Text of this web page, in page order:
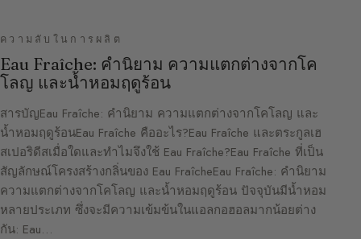
ความลับในการผลิต
Eau Fraîche: คำนิยาม ความแตกต่างจากโค
โลญ และน้ำหอมฤดูร้อน
สารบัญEau Fraîche: คำนิยาม ความแตกต่างจากโคโลญ และ
น้ำหอมฤดูร้อนEau Fraîche คืออะไร?Eau Fraîche และตระกูลเฮ
สเปอริดีสเมื่อใดและทำไมจึงใช้ Eau Fraîche?Eau Fraîche ที่เป็น
สัญลักษณ์โครงสร้างกลิ่นของ Eau FraîcheEau Fraîche: คำนิยาม
ความแตกต่างจากโคโลญ และน้ำหอมฤดูร้อน ปัจจุบันมีน้ำหอม
หลายประเภท ซึ่งจะมีความเข้มข้นในแอลกอฮอลมากน้อยต่าง
กัน: Eau…